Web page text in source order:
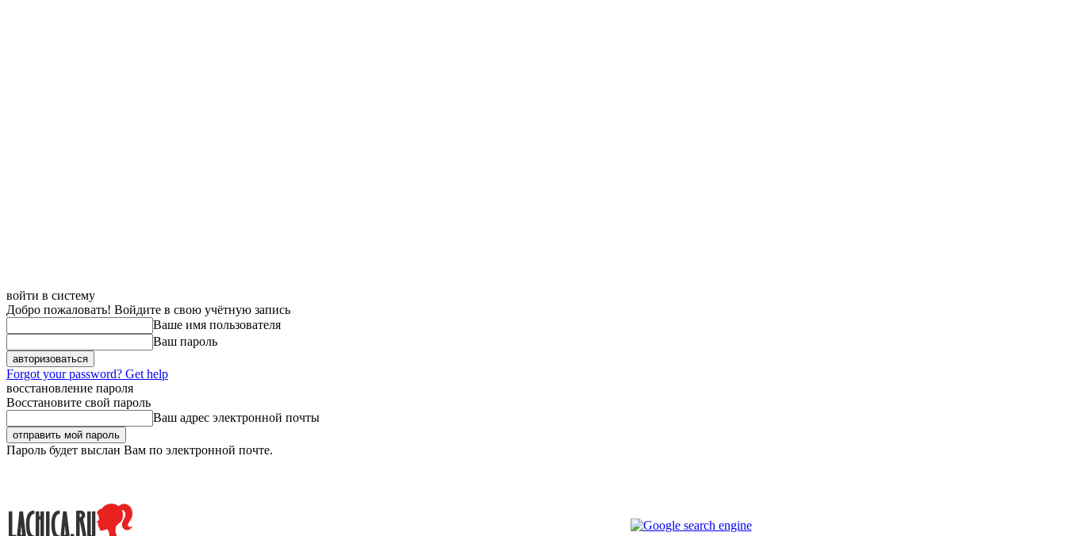
войти в систему
Добро пожаловать! Войдите в свою учётную запись
Ваше имя пользователя
Ваш пароль
Forgot your password? Get help
восстановление пароля
Восстановите свой пароль
Ваш адрес электронной почты
Пароль будет выслан Вам по электронной почте.